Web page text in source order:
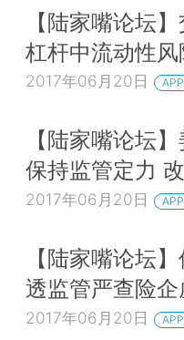
【陆家嘴论坛
杠杆中流动性
2017年06月20日
【陆家嘴论坛
保持监管定力
2017年06月20日
【陆家嘴论坛
透监管严查险
2017年06月20日